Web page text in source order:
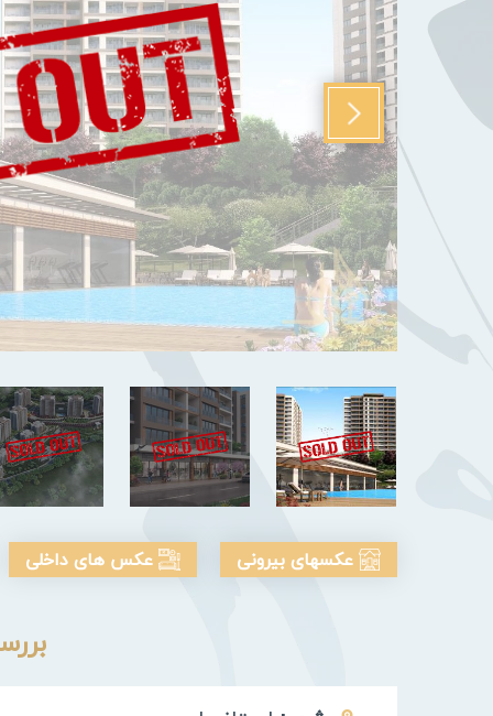
عکسهای بیرونی عکس های داخلی